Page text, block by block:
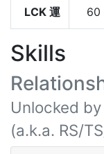
LCK 運 60
Skills
Unlocked
(a.k.a. RS/